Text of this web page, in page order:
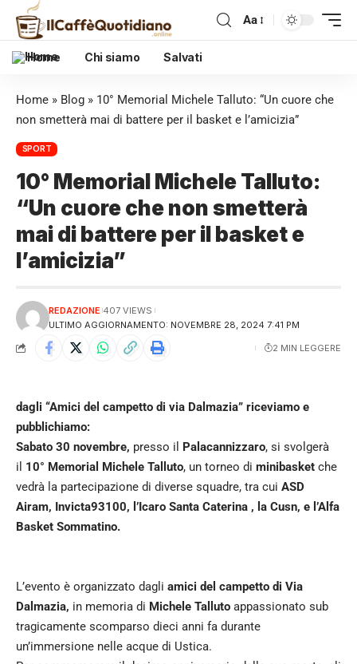
Aa
Home Chi siamo Salvati
Home » Blog » 10° Memorial Michele Talluto: “Un cuore che
non smetterà mai di battere per il basket e l’amicizia”
SPORT
10° Memorial Michele Talluto:
“Un cuore che non smetterà
mai di battere per il basket e
l’amicizia”
ULTIMO AGGIORNAMENTO: NOVEMBRE 28, 2024 7:41 PM
REDAZIONE 407 VIEWS
2 MIN LEGGERE
dagli “Amici del campetto di via Dalmazia” riceviamo e
pubblichiamo:
Sabato 30 novembre, presso il Palacannizzaro, si svolgerà
il 10° Memorial Michele Talluto, un torneo di minibasket che
vedrà la partecipazione di diverse squadre, tra cui ASD
Airam, Invicta93100, l’Icaro Santa Caterina , la Cusn, e l’Alfa
Basket Sommatino.
L’evento è organizzato dagli amici del campetto di Via
Dalmazia, in memoria di Michele Talluto appassionato sub
tragicamente scomparso dieci anni fa durante
un’immersione nelle acque di Ustica.